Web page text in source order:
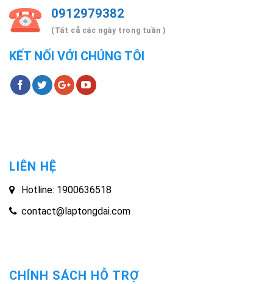
0912979382
(Tất cả các ngày trong tuần )
KẾT NỐI VỚI CHÚNG TÔI
LIÊN HỆ
Hotline: 1900636518
contact@laptongdai.com
CHÍNH SÁCH HỖ TRỢ